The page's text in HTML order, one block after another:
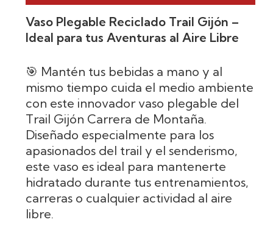
Vaso Plegable Reciclado Trail Gijón –
Ideal para tus Aventuras al Aire Libre
🎯 Mantén tus bebidas a mano y al
mismo tiempo cuida el medio ambiente
con este innovador vaso plegable del
Trail Gijón Carrera de Montaña.
Diseñado especialmente para los
apasionados del trail y el senderismo,
este vaso es ideal para mantenerte
hidratado durante tus entrenamientos,
carreras o cualquier actividad al aire
libre.